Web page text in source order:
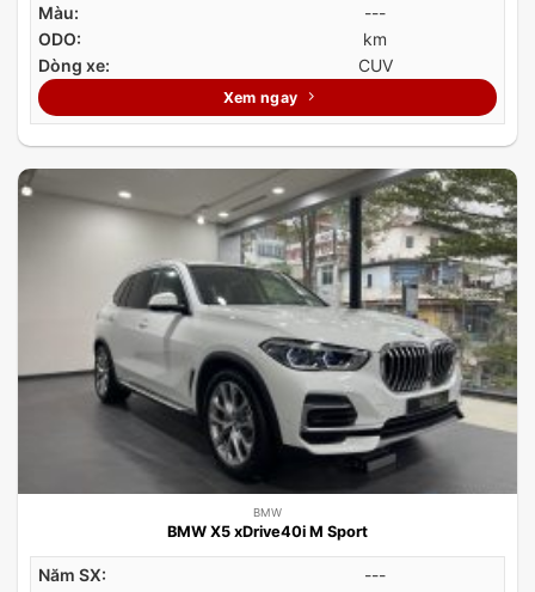
Màu:
---
ODO:
km
Dòng xe:
CUV
Xem ngay
BMW
BMW X5 xDrive40i M Sport
Năm SX:
---